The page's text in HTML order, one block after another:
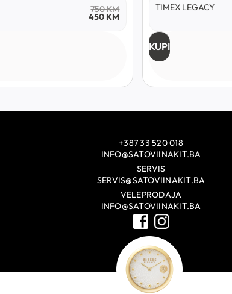
750KM
450 KM
TIMEX LEGACY
KUPI
+387 33 520 018
INFO@SATOVIINAKIT.BA
SERVIS
SERVIS@SATOVIINAKIT.BA
VELEPRODAJA
INFO@SATOVIINAKIT.BA